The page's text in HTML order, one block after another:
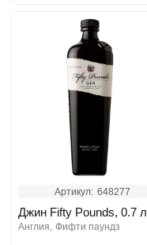
Артикул: 648277
Джин Fifty Pounds, 0.7 л
англия фифти паундз